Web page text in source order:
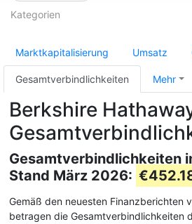
Kategorien
Marktkapitalisierung Umsatz
Gesamtverbindlichkeiten Mehr
Berkshire
Gesamtverbindlichkeiten
Stand März 2026:
Gemäß den neuesten Finanzberichten
betragen die Gesamtverbindlichkeiten